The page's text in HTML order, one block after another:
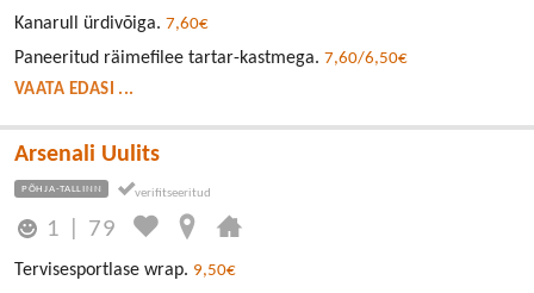
Kanarull ürdivõiga. 7,60€
Paneeritud räimefilee tartar-kastmega. 7,60/6,50€
VAATA EDASI ...
Arsenali Uulits
PÕHJA-TALLINN
1 79
Tervisesportlase wrap. 9,50€